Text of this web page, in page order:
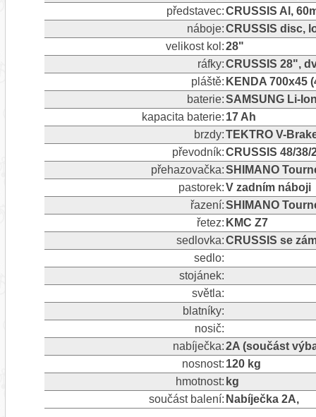
představec:CRUSSIS Al,
náboje:CRUSSIS disc,
velikost kol:28"
ráfky:CRUSSIS 28",
pláště: KENDA 700x45
baterie:SAMSUNG Li-
kapacita baterie: 17 Ah
brzdy:TEKTRO V-
převodník:CRUSSIS 48/38/
přehazovačka:SHIMANO
pastorek:V zadním náboji
řazení:SHIMANO
řetez: KMC Z7
sedlovka:CRUSSIS se
sedlo:
stojánek:
světla:
blatníky:
nosič:
nabíječka:2A (součást
nosnost: 120 kg
hmotnost: kg
součást balení: Nabíječka 2A,